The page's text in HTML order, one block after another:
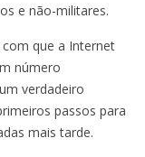
e não-militares.
que a Internet
número
verdadeiro
passos para
mais tarde.